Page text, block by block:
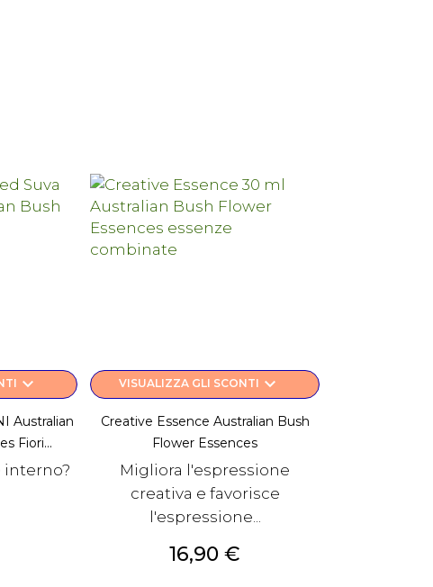
keyboard_arrow_down
Australian
Fiori...
interno?
VISUALIZZA GLI SCONTI keyboard_arrow_down
Creative Essence Australian Bush
Flower Essences
Migliora l'espressione
creativa e favorisce
l'espressione...
Prezzo
16,90 €